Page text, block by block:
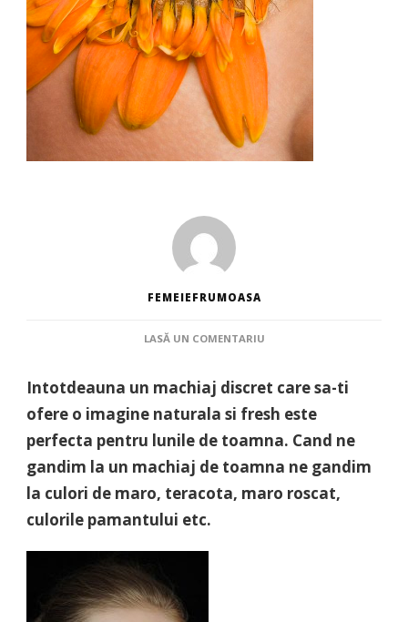
FEMEIEFRUMOASA
LASĂ UN COMENTARIULA
CULORILE
TOAMNEI
Intotdeauna un machiaj discret care sa-ti
ofere o imagine naturala si fresh este
perfecta pentru lunile de toamna. Cand ne
gandim la un machiaj de toamna ne gandim
la culori de maro, teracota, maro roscat,
culorile pamantului etc.